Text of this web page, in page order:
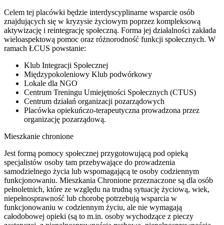
Celem tej placówki będzie interdyscyplinarne wsparcie osób
znajdujących się w kryzysie życiowym poprzez kompleksową
aktywizację i reintegrację społeczną. Forma jej działalności zakłada
wieloaspektową pomoc oraz różnorodność funkcji społecznych. W
ramach ŁCUS powstanie:
Klub Integracji Społecznej
Międzypokoleniowy Klub podwórkowy
Lokale dla NGO
Centrum Treningu Umiejętności Społecznych (CTUS)
Centrum działań organizacji pozarządowych
Placówka opiekuńczo-terapeutyczna prowadzona przez
organizację pozarządową.
Mieszkanie chronione
Jest formą pomocy społecznej przygotowującą pod opieką
specjalistów osoby tam przebywające do prowadzenia
samodzielnego życia lub wspomagającą te osoby codziennym
funkcjonowaniu. Mieszkania Chronione przeznaczone są dla osób
pełnoletnich, które ze względu na trudną sytuację życiową, wiek,
niepełnosprawność lub chorobę potrzebują wsparcia w
funkcjonowaniu w codziennym życiu, ale nie wymagają
całodobowej opieki (są to m.in. osoby wychodzące z pieczy